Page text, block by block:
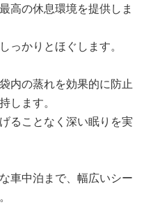
高の休息環境を提供しま
っかりとほぐします。
内の蒸れを効果的に防止
します。
ることなく深い眠りを実
車中泊まで、幅広いシー